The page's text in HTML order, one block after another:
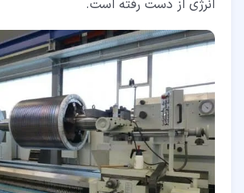
انرژی از دست رفته است.